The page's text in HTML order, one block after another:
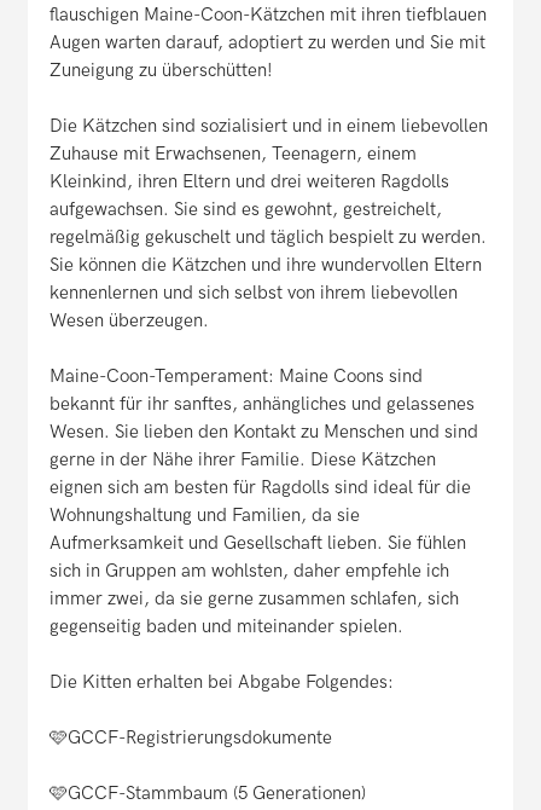
flauschigen Maine-Coon-Kätzchen mit ihren tiefblauen
Augen warten darauf, adoptiert zu werden und Sie mit
Zuneigung zu überschütten!
Die Kätzchen sind sozialisiert und in einem liebevollen
Zuhause mit Erwachsenen, Teenagern, einem
Kleinkind, ihren Eltern und drei weiteren Ragdolls
aufgewachsen. Sie sind es gewohnt, gestreichelt,
regelmäßig gekuschelt und täglich bespielt zu werden.
Sie können die Kätzchen und ihre wundervollen Eltern
kennenlernen und sich selbst von ihrem liebevollen
Wesen überzeugen.
Maine-Coon-Temperament: Maine Coons sind
bekannt für ihr sanftes, anhängliches und gelassenes
Wesen. Sie lieben den Kontakt zu Menschen und sind
gerne in der Nähe ihrer Familie. Diese Kätzchen
eignen sich am besten für Ragdolls sind ideal für die
Wohnungshaltung und Familien, da sie
Aufmerksamkeit und Gesellschaft lieben. Sie fühlen
sich in Gruppen am wohlsten, daher empfehle ich
immer zwei, da sie gerne zusammen schlafen, sich
gegenseitig baden und miteinander spielen.
Die Kitten erhalten bei Abgabe Folgendes:
🩷GCCF-Registrierungsdokumente
🩷GCCF-Stammbaum (5 Generationen)